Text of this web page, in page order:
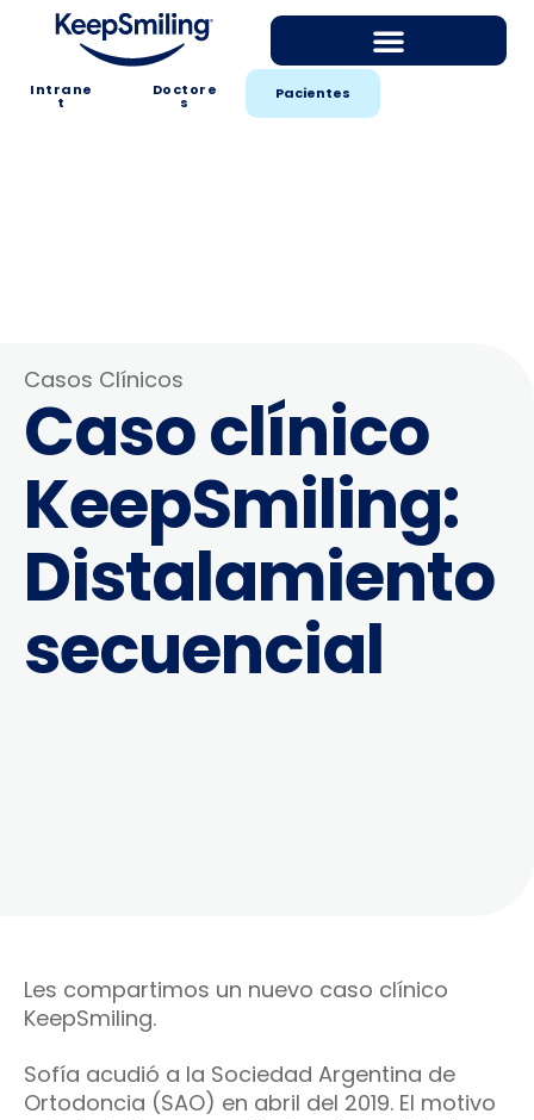
Intrane
t
Doctore
s Pacientes
Casos Clínicos
Caso clínico
KeepSmiling:
Distalamiento
secuencial
Les compartimos un nuevo caso clínico
KeepSmiling.
Sofía acudió a la Sociedad Argentina de
Ortodoncia (SAO) en abril del 2019. El motivo